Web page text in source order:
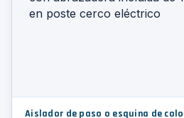
Aislador de paso o esquina de